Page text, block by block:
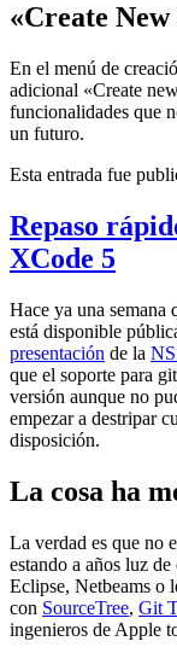
«Create New
En el menú de
adicional «Create
funcionalidades que
un futuro.
Esta entrada fue
Repaso
XCode 5
Hace ya una semana
está disponible
presentación de la
que el soporte para
versión aunque no
empezar a destripar
disposición.
La cosa ha
La verdad es que no
estando a años luz
Eclipse, Netbeams o
con SourceTree, Git
ingenieros de Apple